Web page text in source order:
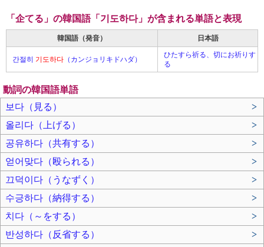
「企てる」の韓国語「기도하다」が含まれる単語と表現
韓国語（発音） 日本語
간절히 기도하다 （カンジョリキドハダ）
ひたすら祈る、切にお祈りす
る
動詞の韓国語単語
보다（見る）
>
올리다（上げる）
>
공유하다（共有する）
>
얻어맞다（殴られる）
>
끄덕이다（うなずく）
>
수긍하다（納得する）
>
치다（～をする）
>
반성하다（反省する）
>